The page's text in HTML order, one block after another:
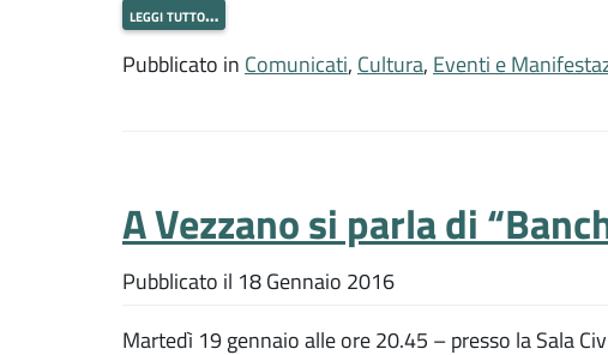
leggi tutto…
Pubblicato in Comunicati, Cultura, Eventi e
A Vezzano si parla di
Pubblicato il 18 Gennaio 2016
Martedì 19 gennaio alle ore 20.45 – presso la Sala